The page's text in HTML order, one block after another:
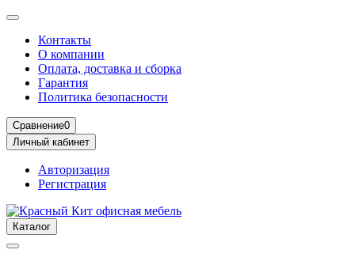
Контакты
О компании
Оплата, доставка и сборка
Гарантия
Политика безопасности
Сравнение0
Личный кабинет
Авторизация
Регистрация
Каталог